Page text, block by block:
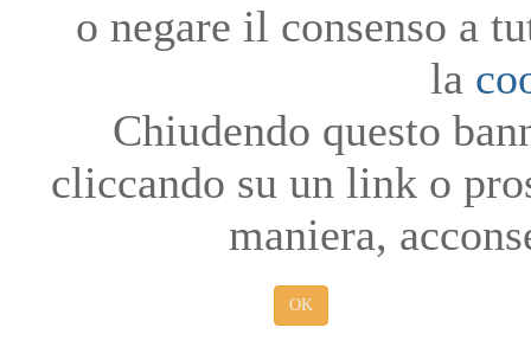
o negare il consenso a
la
Chiudendo questo
cliccando su un link o
maniera,
OK